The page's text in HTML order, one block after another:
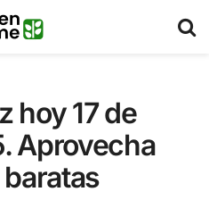
hoy 17 de
Aprovecha